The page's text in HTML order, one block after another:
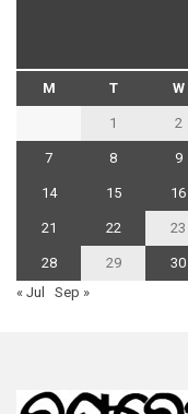
M T W
1 2
7 8 9
14 15 16
21 22 23
28 29 30
« Jul
Sep »